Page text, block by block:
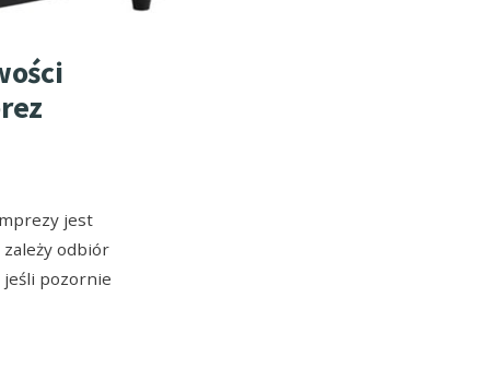
jest
odbiór
jeśli pozornie